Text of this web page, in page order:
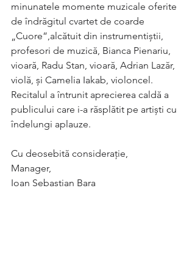
minunatele momente muzicale oferite
de îndrăgitul cvartet de coarde
„Cuore”,alcătuit din instrumentiștii,
profesori de muzică, Bianca Pienariu,
vioară, Radu Stan, vioară, Adrian Lazăr,
violă, și Camelia Iakab, violoncel.
Recitalul a întrunit aprecierea caldă a
publicului care i-a răsplătit pe artiști cu
îndelungi aplauze.
Cu deosebită considerație,
Manager,
Ioan Sebastian Bara